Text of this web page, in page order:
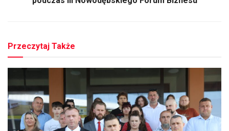
Przeczytaj Także